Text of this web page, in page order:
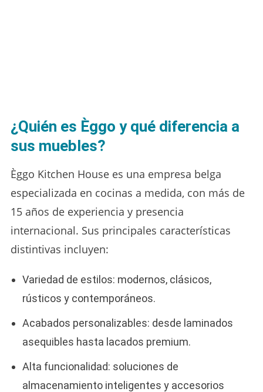
¿Quién es Èggo y qué diferencia a
sus muebles?
Èggo Kitchen House es una empresa belga
especializada en cocinas a medida, con más de
15 años de experiencia y presencia
internacional. Sus principales características
distintivas incluyen:
Variedad de estilos: modernos, clásicos,
rústicos y contemporáneos.
Acabados personalizables: desde laminados
asequibles hasta lacados premium.
Alta funcionalidad: soluciones de
almacenamiento inteligentes y accesorios